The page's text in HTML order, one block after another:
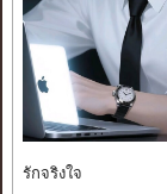
รักจริงใจ